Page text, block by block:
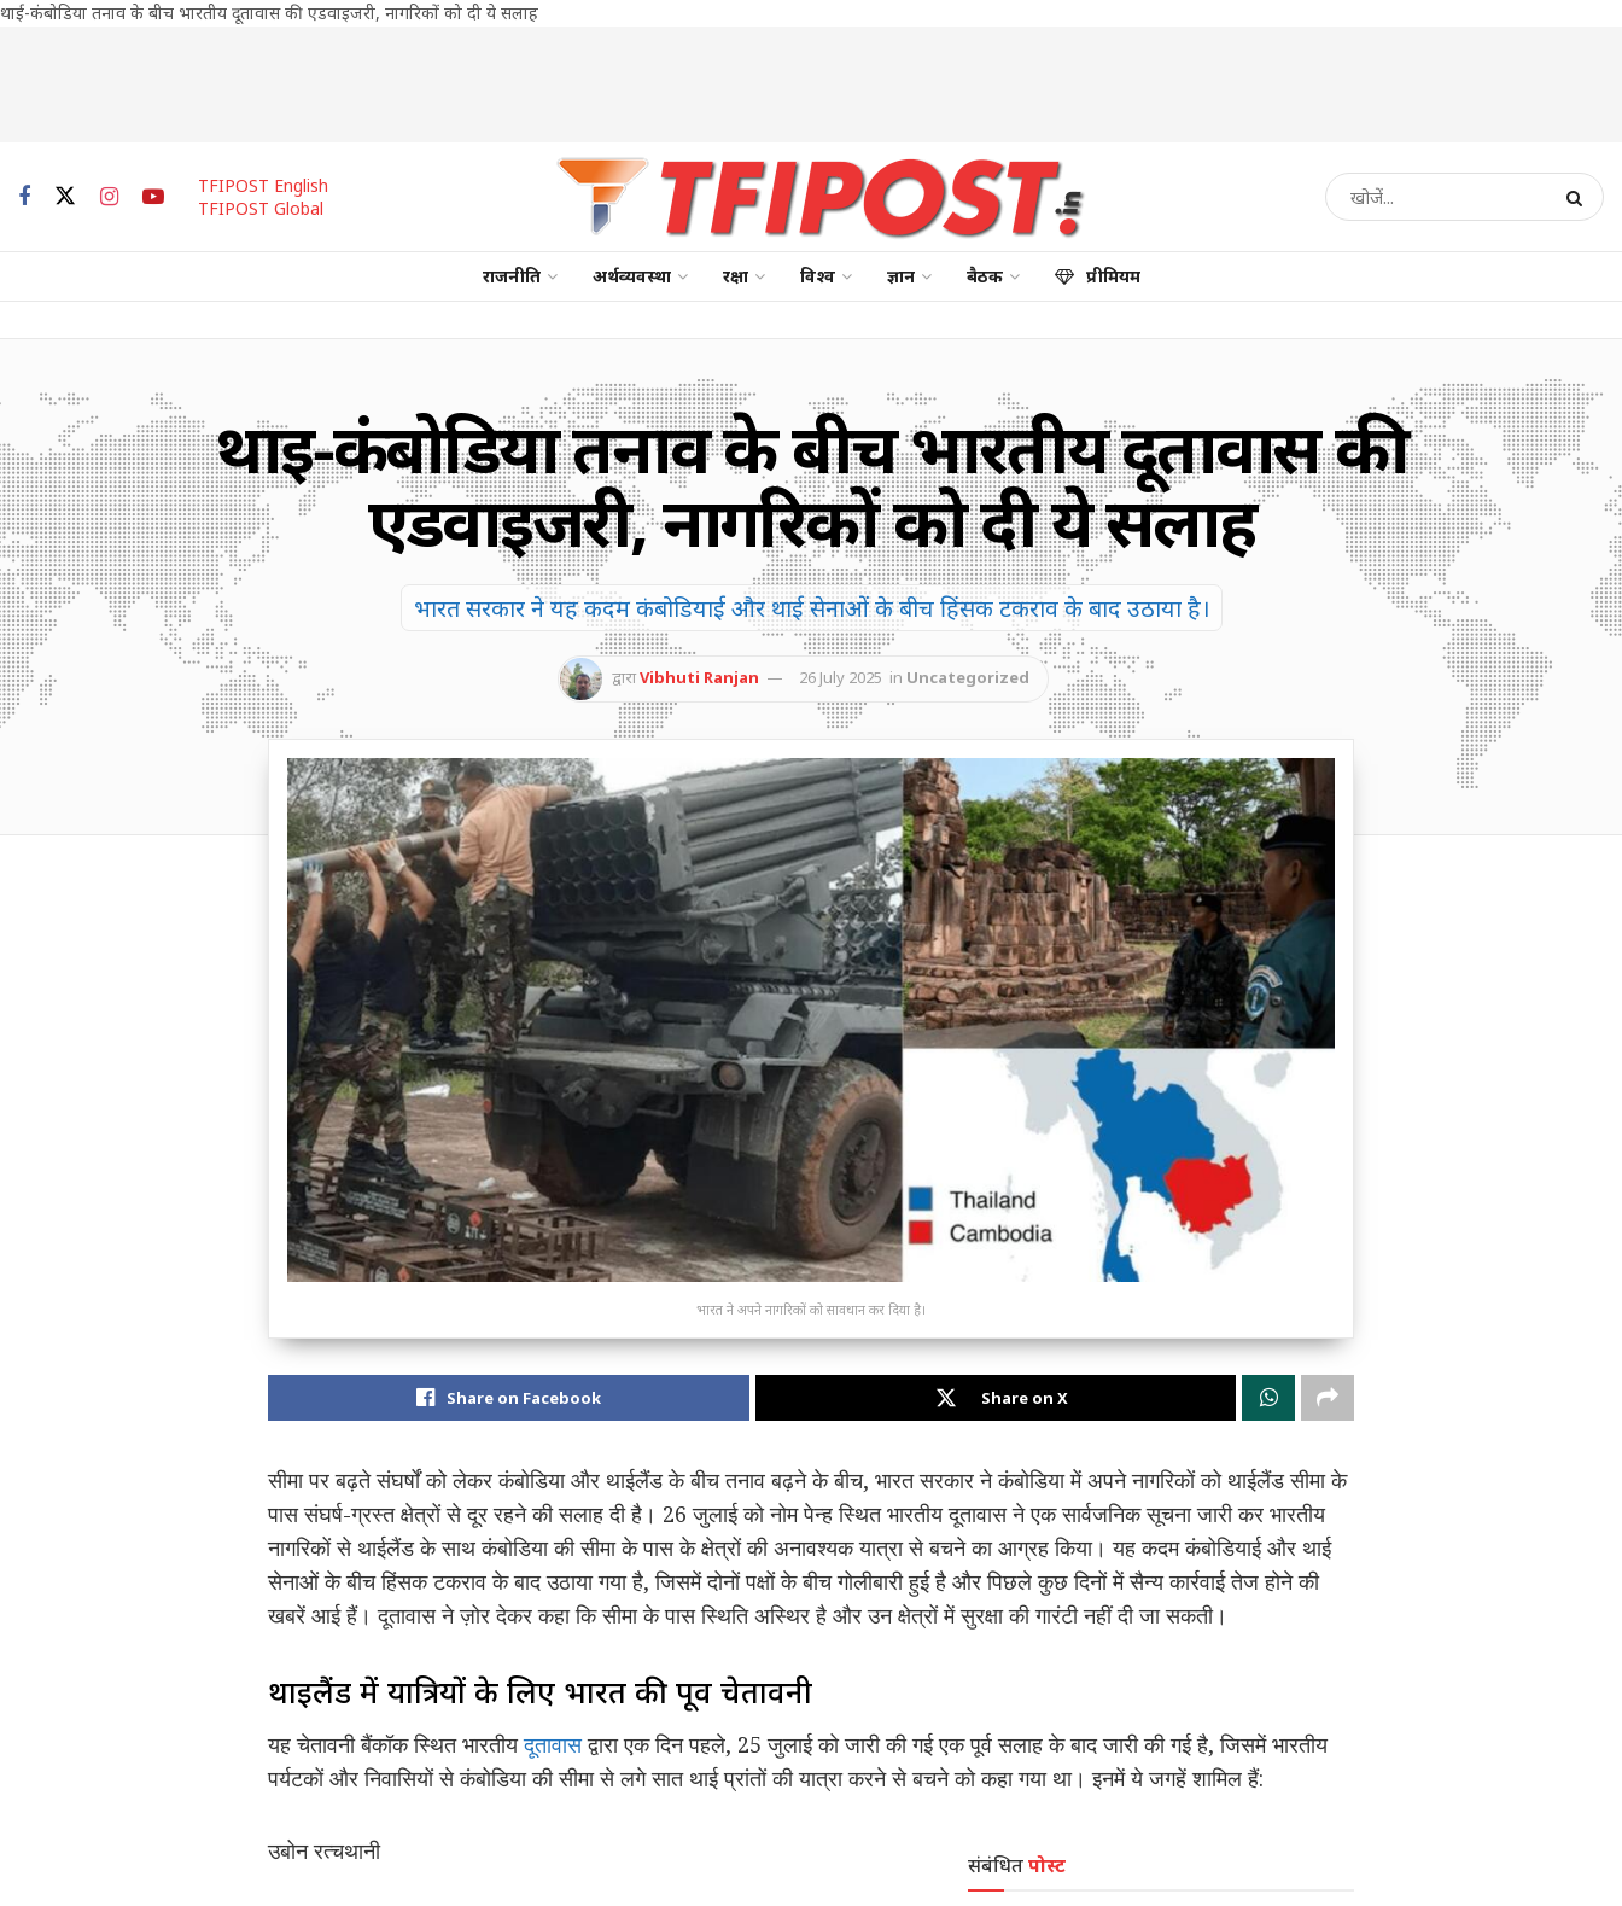
थाई-कंबोडिया तनाव के बीच भारतीय दूतावास की एडवाइजरी, नागरिकों को दी ये सलाह
TFIPOST English
TFIPOST Global
राजनीति अर्थव्यवस्था रक्षा विश्व ज्ञान बैठक प्रीमियम
थाई-कंबोडिया तनाव के बीच भारतीय दूतावास की
एडवाइजरी, नागरिकों को दी ये सलाह
भारत सरकार ने यह कदम कंबोडियाई और थाई सेनाओं के बीच हिंसक टकराव के बाद उठाया है।
द्वाराVibhuti Ranjan 26 July 2025 in Uncategorized
​भारत ने अपने नागरिकों को सावधान कर दिया है।
Share on Facebook Share on X
सीमा पर बढ़ते संघर्षों को लेकर कंबोडिया और थाईलैंड के बीच तनाव बढ़ने के बीच, भारत सरकार ने कंबोडिया में अपने नागरिकों को थाईलैंड सीमा के
पास संघर्ष-ग्रस्त क्षेत्रों से दूर रहने की सलाह दी है। 26 जुलाई को नोम पेन्ह स्थित भारतीय दूतावास ने एक सार्वजनिक सूचना जारी कर भारतीय
नागरिकों से थाईलैंड के साथ कंबोडिया की सीमा के पास के क्षेत्रों की अनावश्यक यात्रा से बचने का आग्रह किया। यह कदम कंबोडियाई और थाई
सेनाओं के बीच हिंसक टकराव के बाद उठाया गया है, जिसमें दोनों पक्षों के बीच गोलीबारी हुई है और पिछले कुछ दिनों में सैन्य कार्रवाई तेज होने की
खबरें आई हैं। दूतावास ने ज़ोर देकर कहा कि सीमा के पास स्थिति अस्थिर है और उन क्षेत्रों में सुरक्षा की गारंटी नहीं दी जा सकती।
थाईलैंड में यात्रियों के लिए भारत की पूर्व चेतावनी
यह चेतावनी बैंकॉक स्थित भारतीयदूतावासद्वारा एक दिन पहले, 25 जुलाई को जारी की गई एक पूर्व सलाह के बाद जारी की गई है, जिसमें भारतीय
पर्यटकों और निवासियों से कंबोडिया की सीमा से लगे सात थाई प्रांतों की यात्रा करने से बचने को कहा गया था। इनमें ये जगहें शामिल हैं:
संबंधितपोस्ट
उबोन रत्चथानी